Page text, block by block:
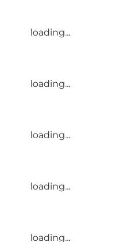
loading...
loading...
loading...
loading...
loading...